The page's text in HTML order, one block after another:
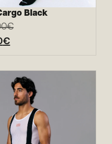
Black
€
€